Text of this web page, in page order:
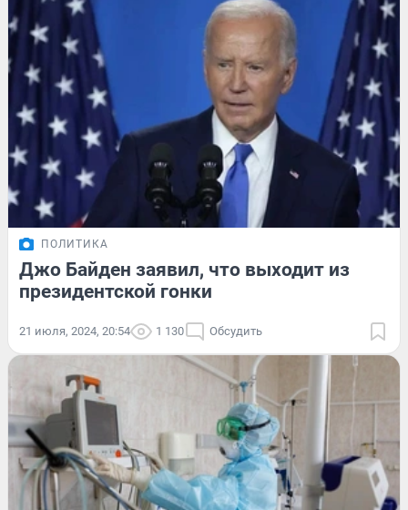
ПОЛИТИКА
Джо Байден заявил, что выходит из
президентской гонки
21 июля, 2024, 20:54 1 130 Обсудить